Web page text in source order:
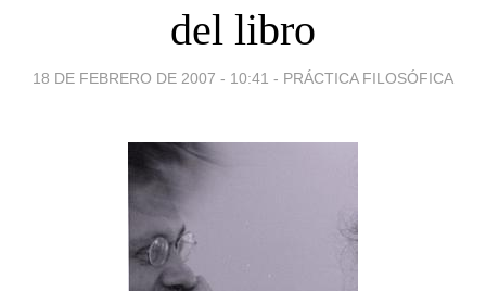
del libro
18 DE FEBRERO DE 2007 - 10:41 - PRÁCTICA FILOSÓFICA